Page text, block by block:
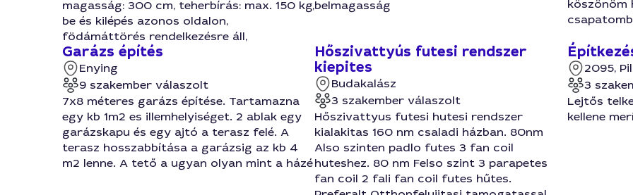
magasság: 300 cm, teherbírás: max. 150 kg,
be és kilépés azonos oldalon,
födámáttörés rendelkezésre áll,
belmagasság
köszönöm
Garázs építés
Enying
9 szakember válaszolt
7x8 méteres garázs építése. Tartamazna
egy kb 1m2 es illemhelyiséget. 2 ablak egy
garázskapu és egy ajtó a terasz felé. A
terasz hosszabbítása a garázsig az kb 4
m2 lenne. A tető a ugyan olyan mint a házé
Hőszivattyús futesi rendszer
kiepites
Budakalász
3 szakember válaszolt
Hőszivattyus futesi hutesi rendszer
kialakitas 160 nm csaladi házban. 80nm
Also szinten padlo futes 3 fan coil
huteshez. 80 nm Felso szint 3 parapetes
fan coil 2 fali fan coil futes hűtes.
2095,
3
Lejtős
kellene